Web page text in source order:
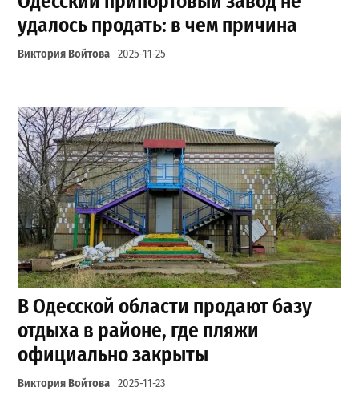
удалось продать: в чем причина
Виктория Войтова 2025-11-25
В Одесской области продают базу
отдыха в районе, где пляжи
официально закрыты
Виктория Войтова 2025-11-23